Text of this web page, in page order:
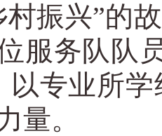
村振兴”的
服务队队
以专业所
量。